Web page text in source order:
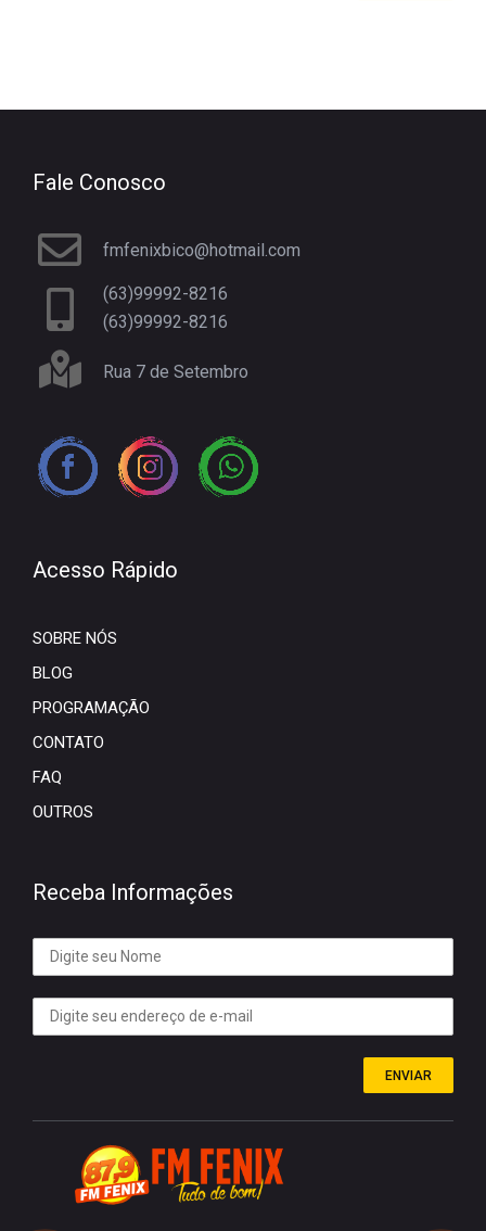
Fale Conosco
fmfenixbico@hotmail.com
(63)99992-8216
(63)99992-8216
Rua 7 de Setembro
Acesso Rápido
SOBRE NÓS
BLOG
PROGRAMAÇÃO
CONTATO
FAQ
OUTROS
Receba Informações
ENVIAR